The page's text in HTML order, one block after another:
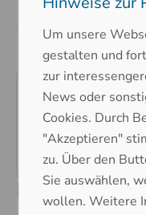
MECSPE,
Um unsere
gestalten und
zur
News oder
Cookies. Durch
"Akzeptieren"
zu. Über den
Sie auswählen,
wollen. Weitere